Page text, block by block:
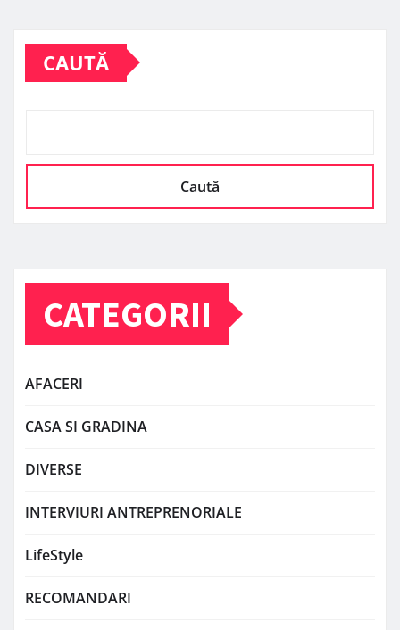
CAUTĂ
Caută
CATEGORII
AFACERI
CASA SI GRADINA
DIVERSE
INTERVIURI ANTREPRENORIALE
LifeStyle
RECOMANDARI